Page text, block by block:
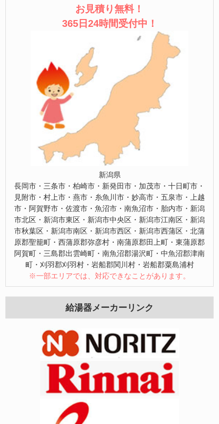
お見積り無料！
365日24時間受付中！
新潟県
長岡市・三条市・柏崎市・新発田市・加茂市・十日町市・
見附市・村上市・燕市・糸魚川市・妙高市・五泉市・上越
市・阿賀野市・佐渡市・魚沼市・南魚沼市・胎内市・新潟
市北区・新潟市東区・新潟市中央区・新潟市江南区・新潟
市秋葉区・新潟市南区・新潟市西区・新潟市西蒲区・北蒲
原郡聖籠町・西蒲原郡弥彦村・南蒲原郡田上町・東蒲原郡
阿賀町・三島郡出雲崎町・南魚沼郡湯沢町・中魚沼郡津南
町・刈羽郡刈羽村・岩船郡関川村・岩船郡粟島浦村
※一部エリアでは、対応できなことがあります。
給湯器メーカーリンク